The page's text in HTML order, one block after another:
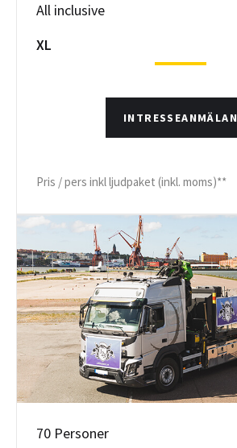
All inclusive
XL
INTRESSEANMÄLAN
Pris / pers inkl ljudpaket (inkl. moms)**
70 Personer